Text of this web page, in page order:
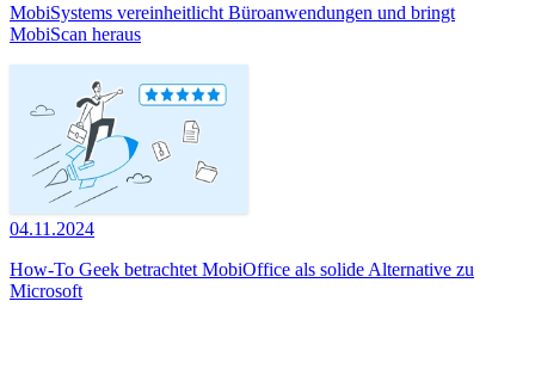
MobiSystems vereinheitlicht Büroanwendungen und bringt
MobiScan heraus
04.11.2024
How-To Geek betrachtet MobiOffice als solide Alternative zu
Microsoft